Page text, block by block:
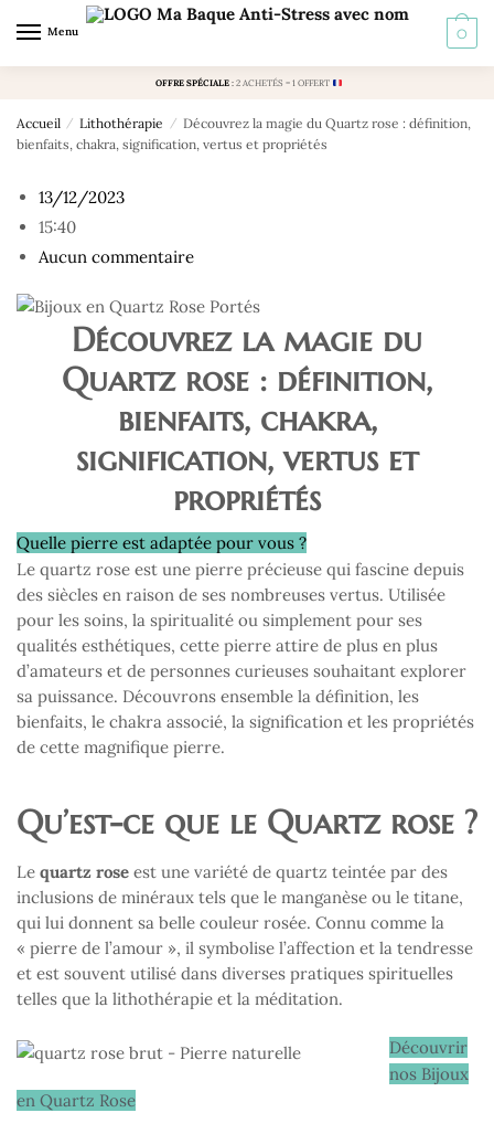
Skip to navigation
Skip to content
Menu 0
OFFRE SPÉCIALE:2 ACHETÉS = 1 OFFERT
Accueil / Lithothérapie / Découvrez la magie du Quartz rose : définition,
bienfaits, chakra, signification, vertus et propriétés
13/12/2023
15:40
Aucun commentaire
Découvrez la magie du
Quartz rose : définition,
bienfaits, chakra,
signification, vertus et
propriétés
Quelle pierre est adaptée pour vous ?
Le quartz rose est une pierre précieuse qui fascine depuis
des siècles en raison de ses nombreuses vertus. Utilisée
pour les soins, la spiritualité ou simplement pour ses
qualités esthétiques, cette pierre attire de plus en plus
d’amateurs et de personnes curieuses souhaitant explorer
sa puissance. Découvrons ensemble la définition, les
bienfaits, le chakra associé, la signification et les propriétés
de cette magnifique pierre.
Qu’est-ce que le Quartz rose ?
Le quartz rose est une variété de quartz teintée par des
inclusions de minéraux tels que le manganèse ou le titane,
qui lui donnent sa belle couleur rosée. Connu comme la
« pierre de l’amour », il symbolise l’affection et la tendresse
et est souvent utilisé dans diverses pratiques spirituelles
telles que la lithothérapie et la méditation.
Découvrir
nos Bijoux
en Quartz Rose